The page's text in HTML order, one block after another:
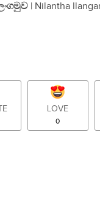
| Nilantha
LOVE
0